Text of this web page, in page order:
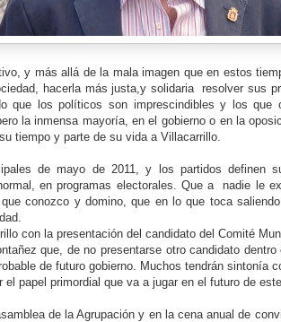
y más allá de la mala imagen que en estos
hacerla más justa,y solidaria resolver sus
que los políticos son imprescindibles y los
la inmensa mayoría, en el gobierno o en la
tiempo y parte de su vida a Villacarrillo.
de mayo de 2011, y los partidos definen
en programas electorales. Que a nadie le
conozco y domino, que en lo que toca
con la presentación del candidato del Comité
que, de no presentarse otro candidato
de futuro gobierno. Muchos tendrán sintonía
papel primordial que va a jugar en el futuro de
de la Agrupación y en la cena anual de